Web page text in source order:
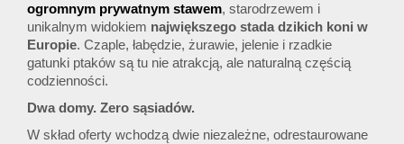
ogromnym prywatnym stawem, starodrzewem i
unikalnym widokiem największego stada dzikich koni w
Europie. Czaple, łabędzie, żurawie, jelenie i rzadkie
gatunki ptaków są tu nie atrakcją, ale naturalną częścią
codzienności.
Dwa domy. Zero sąsiadów.
W skład oferty wchodzą dwie niezależne, odrestaurowane